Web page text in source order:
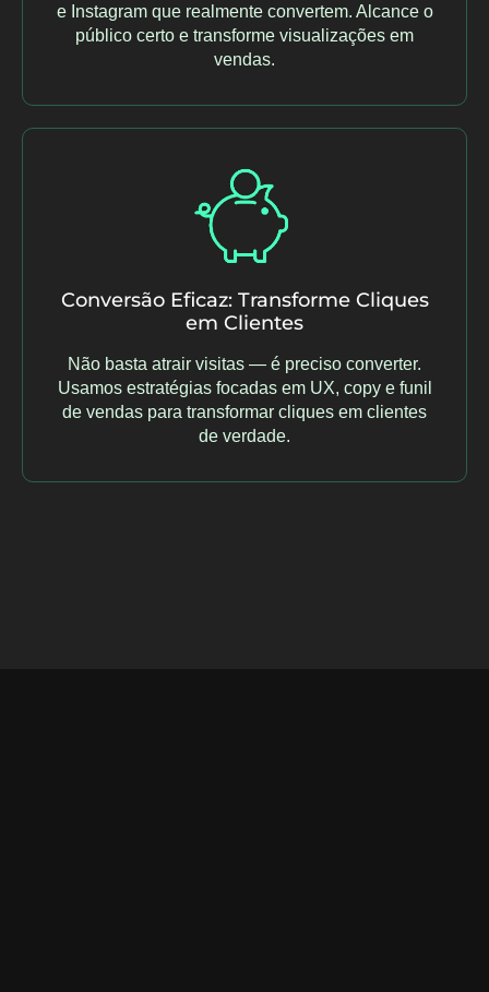
e Instagram que realmente convertem. Alcance o
público certo e transforme visualizações em
vendas.
Conversão Eficaz: Transforme Cliques
em Clientes
Não basta atrair visitas — é preciso converter.
Usamos estratégias focadas em UX, copy e funil
de vendas para transformar cliques em clientes
de verdade.